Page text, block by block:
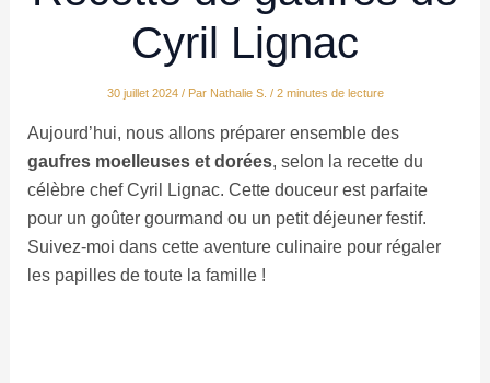
Cyril Lignac
30 juillet 2024 / Par Nathalie S. / 2 minutes de lecture
Aujourd’hui, nous allons préparer ensemble des
gaufres moelleuses et dorées, selon la recette du
célèbre chef Cyril Lignac. Cette douceur est parfaite
pour un goûter gourmand ou un petit déjeuner festif.
Suivez-moi dans cette aventure culinaire pour régaler
les papilles de toute la famille !